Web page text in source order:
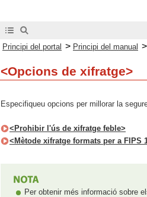
Principi del portal > Principi del manual >
<Opcions de xifratge>
Especifiqueu opcions per millorar la
<Prohibir l'ús de xifratge feble>
<Mètode xifratge formats per a FIPS
Per obtenir més informació sobre